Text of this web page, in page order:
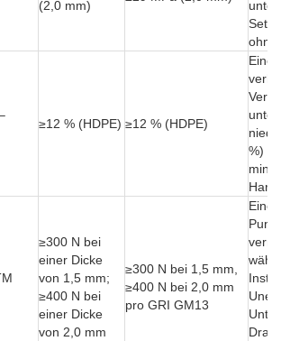
(2,0 mm)
ohne
≥12 % (HDPE) ≥12 % (HDPE)
Eine
%)
≥300 N bei
einer Dicke
von 1,5 mm;
≥400 N bei
einer Dicke
von 2,0 mm
≥300 N bei 1,5 mm,
≥400 N bei 2,0 mm
pro GRI GM13
Eine